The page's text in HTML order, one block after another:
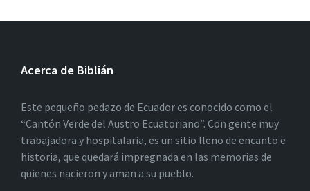
Acerca de Biblián
Este pequeño pedazo de Ecuador es conocido como el
“Cantón Verde del Austro Ecuatoriano”. Con gente muy
trabajadora y hospitalaria, es un sitio lleno de encanto e
historia, que quedará impregnada en las memorias de
quienes nacieron y aman a su pueblo.